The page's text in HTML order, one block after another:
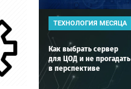
ТЕХНОЛОГИЯ МЕСЯЦА
Как выбрать сервер
для ЦОД и не прогадать
в перспективе